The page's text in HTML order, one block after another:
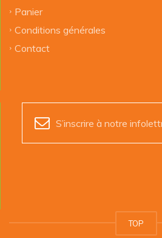
Panier
Conditions générales
Contact
S’inscrire à notre
TOP